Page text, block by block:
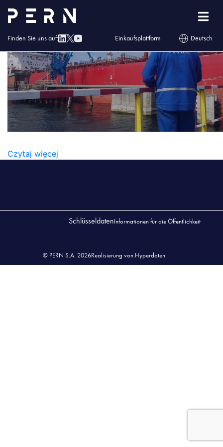
Finden Sie uns auf: Einkaufsplattform Deutsch
Vector (5)
Czytaj więcej
SchlüsseldatenInformationen für die Öffentlichkeit
© PERN S.A. 2026Realisierung von Hyperdaten